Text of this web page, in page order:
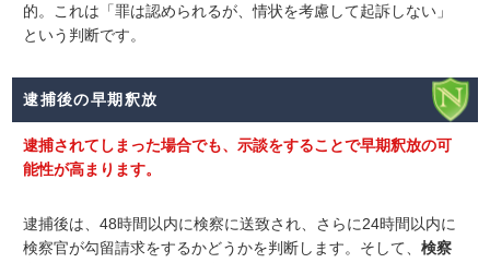
的。これは「罪は認められるが、情状を考慮して起訴しない」
という判断です。
逮捕後の早期釈放
逮捕されてしまった場合でも、示談をすることで早期釈放の可
能性が高まります。
逮捕後は、48時間以内に検察に送致され、さらに24時間以内に
検察官が勾留請求をするかどうかを判断します。 そして、検察